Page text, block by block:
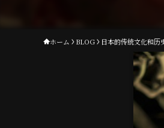
ホーム BLOG 日本的传统文化和历